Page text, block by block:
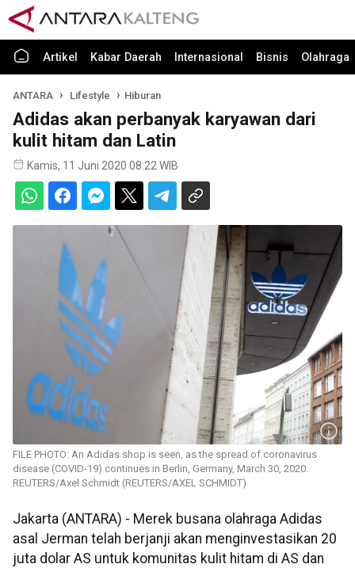
Artikel Kabar Daerah Internasional Bisnis Olahraga
ANTARA Lifestyle Hiburan
Adidas akan perbanyak karyawan dari
kulit hitam dan Latin
Kamis, 11 Juni 2020 08:22 WIB
FILE PHOTO: An Adidas shop is seen, as the spread of coronavirus
disease (COVID-19) continues in Berlin, Germany, March 30, 2020.
REUTERS/Axel Schmidt (REUTERS/AXEL SCHMIDT)
Jakarta (ANTARA) - Merek busana olahraga Adidas
asal Jerman telah berjanji akan menginvestasikan 20
juta dolar AS untuk komunitas kulit hitam di AS dan